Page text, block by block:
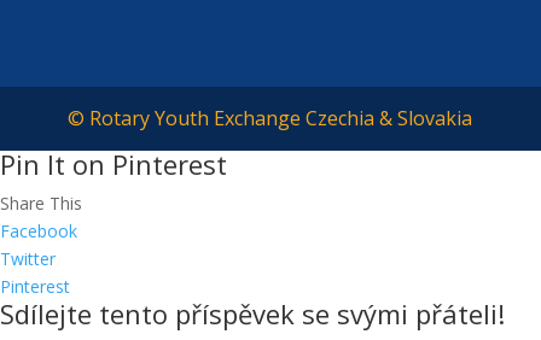
© Rotary Youth Exchange Czechia & Slovakia
Pin It on Pinterest
Share This
Facebook
Twitter
Pinterest
Sdílejte tento příspěvek se svými přáteli!